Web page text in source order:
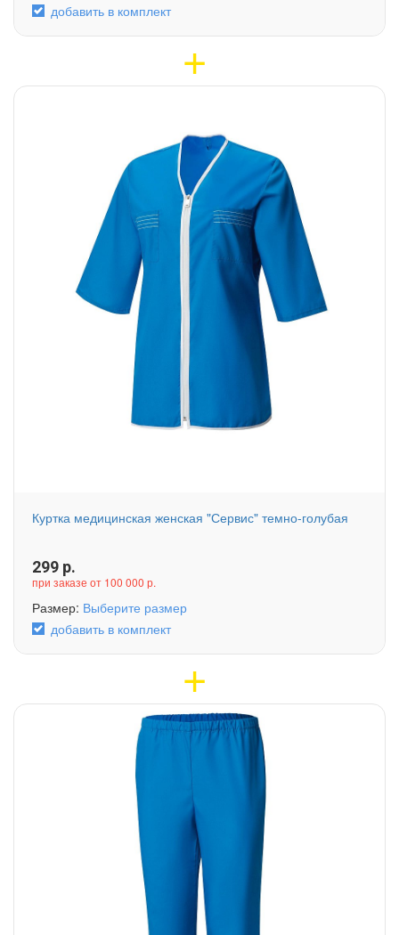
добавить в комплект
Куртка медицинская женская "Сервис" темно-голубая
299 р.
при заказе от 100 000 р.
Размер: Выберите размер
добавить в комплект